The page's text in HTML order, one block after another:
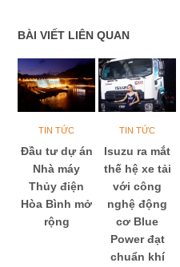
BÀI VIẾT LIÊN QUAN
TIN TỨC
Đầu tư dự án
Nhà máy
Thủy điện
Hòa Bình mở
rộng
TIN TỨC
Isuzu ra mắt
thế hệ xe tải
với công
nghệ động
cơ Blue
Power đạt
chuẩn khí